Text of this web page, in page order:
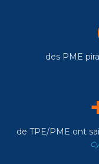
des PME
de TPE/PME ont